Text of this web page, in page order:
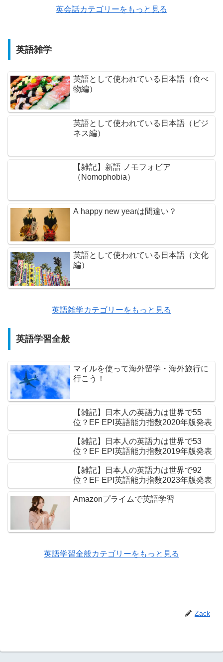
英会話カテゴリーをもっと見る
英語雑学
英語として使われている日本語（食べ
物編）
英語として使われている日本語（ビジ
ネス編）
【雑記】新語 ノモフォビア
（Nomophobia）
A happy new yearは間違い？
英語として使われている日本語（文化
編）
英語雑学カテゴリーをもっと見る
英語学習全般
マイルを使って海外留学・海外旅行に
行こう！
【雑記】日本人の英語力は世界で55
位？EF EPI英語能力指数2020年版発表
【雑記】日本人の英語力は世界で53
位？EF EPI英語能力指数2019年版発表
【雑記】日本人の英語力は世界で92
位？EF EPI英語能力指数2023年版発表
Amazonプライムで英語学習
英語学習全般カテゴリーをもっと見る
Zack